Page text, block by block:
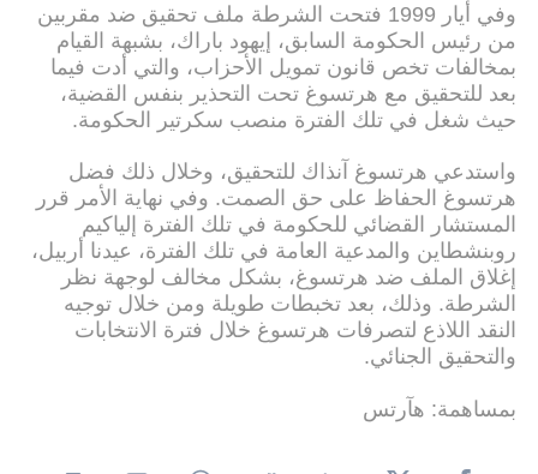
وفي أيار 1999 فتحت الشرطة ملف تحقيق ضد مقربين
من رئيس الحكومة السابق، إيهود باراك، بشبهة القيام
بمخالفات تخص قانون تمويل الأحزاب، والتي أدت فيما
بعد للتحقيق مع هرتسوغ تحت التحذير بنفس القضية،
حيث شغل في تلك الفترة منصب سكرتير الحكومة.
واستدعي هرتسوغ آنذاك للتحقيق، وخلال ذلك فضل
هرتسوغ الحفاظ على حق الصمت. وفي نهاية الأمر قرر
المستشار القضائي للحكومة في تلك الفترة إلياكيم
روبنشطاين والمدعية العامة في تلك الفترة، عيدنا أربيل،
إغلاق الملف ضد هرتسوغ، بشكل مخالف لوجهة نظر
الشرطة. وذلك، بعد تخبطات طويلة ومن خلال توجيه
النقد اللاذع لتصرفات هرتسوغ خلال فترة الانتخابات
والتحقيق الجنائي.
بمساهمة: هآرتس